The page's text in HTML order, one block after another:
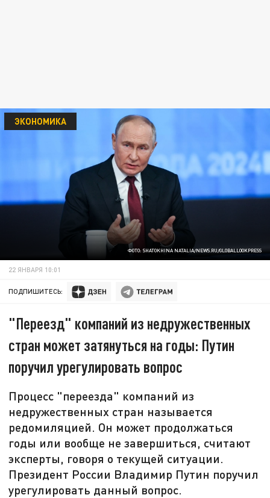
ФОТО: SHATOKHINA NATALIA/NEWS.RU/GLOBALLOOKPRESS
ЭКОНОМИКА
22 ЯНВАРЯ 10:01
ПОДПИШИТЕСЬ:
"Переезд" компаний из недружественных
стран может затянуться на годы: Путин
поручил урегулировать вопрос
Процесс "переезда" компаний из
недружественных стран называется
редомиляцией. Он может продолжаться
годы или вообще не завершиться, считают
эксперты, говоря о текущей ситуации.
Президент России Владимир Путин поручил
урегулировать данный вопрос.